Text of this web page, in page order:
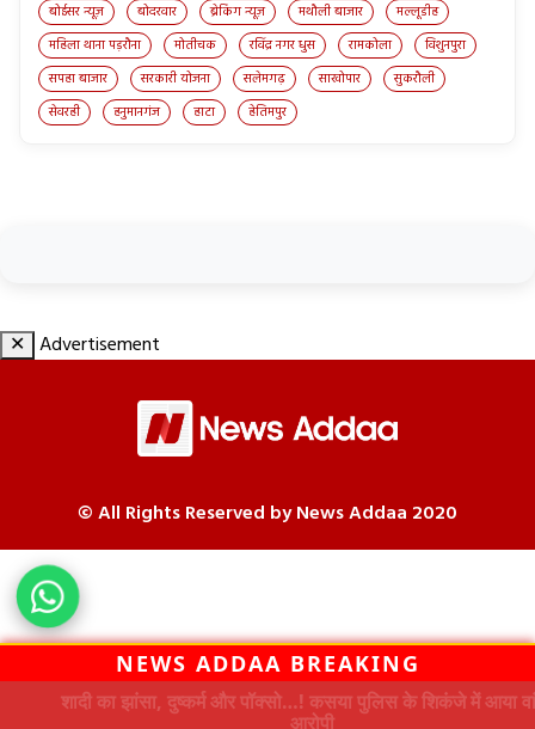
बोईसर न्यूज़
बोदरवार ब्रेकिंग न्यूज़ मथौली बाजार
मल्लूडीह
महिला थाना पड़रौना
मोतीचक रविंद्र नगर धुस रामकोला
विशुनपुरा
सपहा बाजार
सरकारी योजना सलेमगढ़ साखोपार
सुकरौली
सेवरही
हनुमानगंज हाटा हेतिमपुर
✕ Advertisement
© All Rights Reserved by News Addaa 2020
NEWS ADDAA BREAKING
शादी का झांसा, दुष्कर्म और पॉक्सो…! कसया पुलिस के शिकंजे में आया वांछित
आरोपी